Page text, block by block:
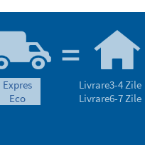
expres
eco
Livrare3-4 Zile
Livrare6-7 Zile